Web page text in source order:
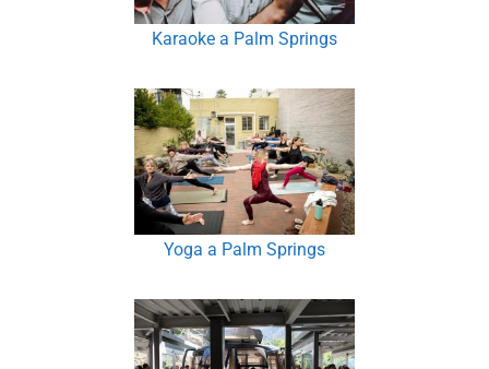
Karaoke a Palm Springs
Yoga a Palm Springs